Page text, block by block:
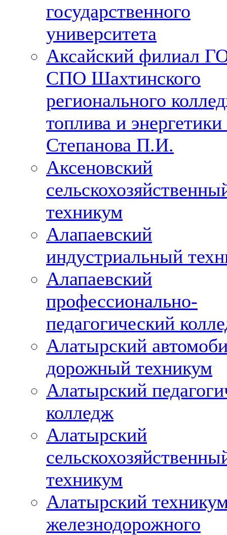
государственного
университета
Аксайский филиал
СПО Шахтинского
регионального
топлива и
Степанова П.И.
Аксеновский
техникум
Алапаевский
индустриальный
Алапаевский
профессионально-
педагогический
Алатырский
дорожный техникум
Алатырский
колледж
Алатырский
техникум
Алатырский
железнодорожного